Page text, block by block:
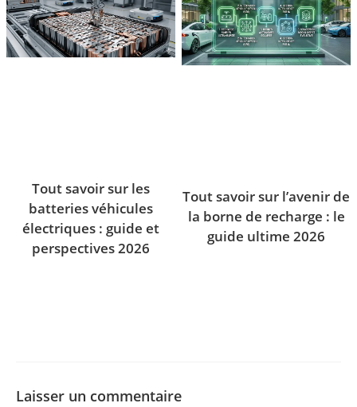
Tout savoir sur les
batteries véhicules
électriques : guide et
perspectives 2026
Tout savoir sur l’avenir de
la borne de recharge : le
guide ultime 2026
Laisser un commentaire